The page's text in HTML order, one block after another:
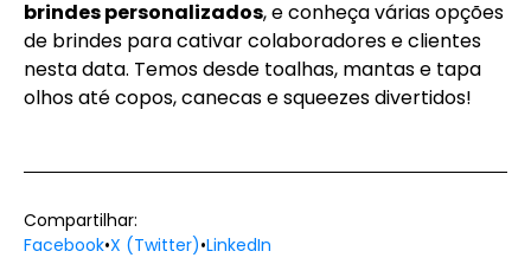
brindes personalizados, e conheça várias opções
de brindes para cativar colaboradores e clientes
nesta data. Temos desde toalhas, mantas e tapa
olhosatécopos, canecas e squeezesdivertidos!
Compartilhar:
Facebook•X (Twitter)•LinkedIn